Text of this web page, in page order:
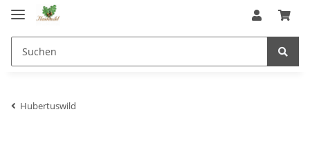
Hubertuswild